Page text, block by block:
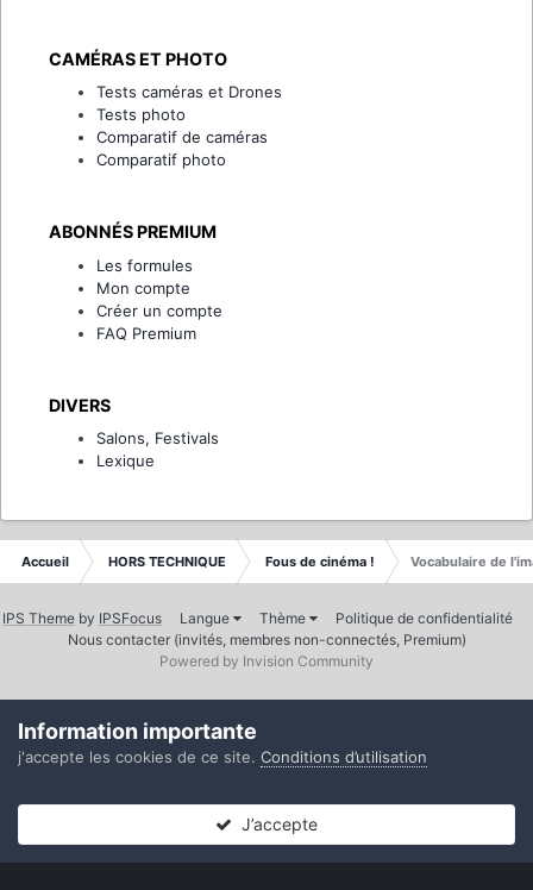
CAMÉRAS ET PHOTO
Tests caméras et Drones
Tests photo
Comparatif de caméras
Comparatif photo
ABONNÉS PREMIUM
Les formules
Mon compte
Créer un compte
FAQ Premium
DIVERS
Salons, Festivals
Lexique
Accueil HORS TECHNIQUE Fous de cinéma ! Vocabulaire de
IPS Theme by IPSFocus Langue Thème
Politique de confidentialité
Nous contacter (invités, membres non-connectés, Premium)
Powered by Invision Community
Information importante
j'accepte les cookies de ce site. Conditions d’utilisation
J’accepte